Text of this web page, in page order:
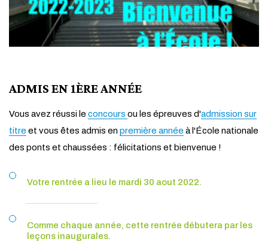
ADMIS EN 1ÈRE ANNÉE
Vous avez réussi le concours ou les épreuves d'admission sur
titre et vous êtes admis en première année à l'École nationale
des ponts et chaussées : félicitations et bienvenue !
Votre rentrée a lieu le mardi 30 aout 2022.
Comme chaque année, cette rentrée débutera par les
leçons inaugurales.